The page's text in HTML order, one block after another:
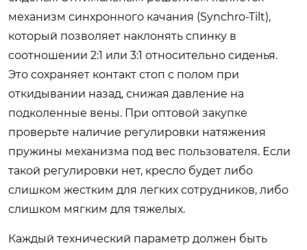
механизм синхронного качания (Synchro-Tilt),
который позволяет наклонять спинку в
соотношении 2:1 или 3:1 относительно сиденья.
Это сохраняет контакт стоп с полом при
откидывании назад, снижая давление на
подколенные вены. При оптовой закупке
проверьте наличие регулировки натяжения
пружины механизма под вес пользователя. Если
такой регулировки нет, кресло будет либо
слишком жестким для легких сотрудников, либо
слишком мягким для тяжелых.
Каждый технический параметр должен быть